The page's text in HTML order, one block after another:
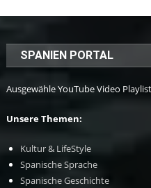
SPANIEN PORTAL
Ausgewähle YouTube Video
Unsere Themen:
Kultur & LifeStyle
Spanische Sprache
Spanische Geschichte